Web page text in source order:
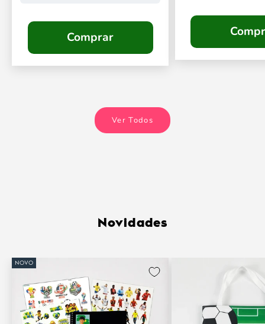
Comprar
Ver Todos
Novidades
NOVO